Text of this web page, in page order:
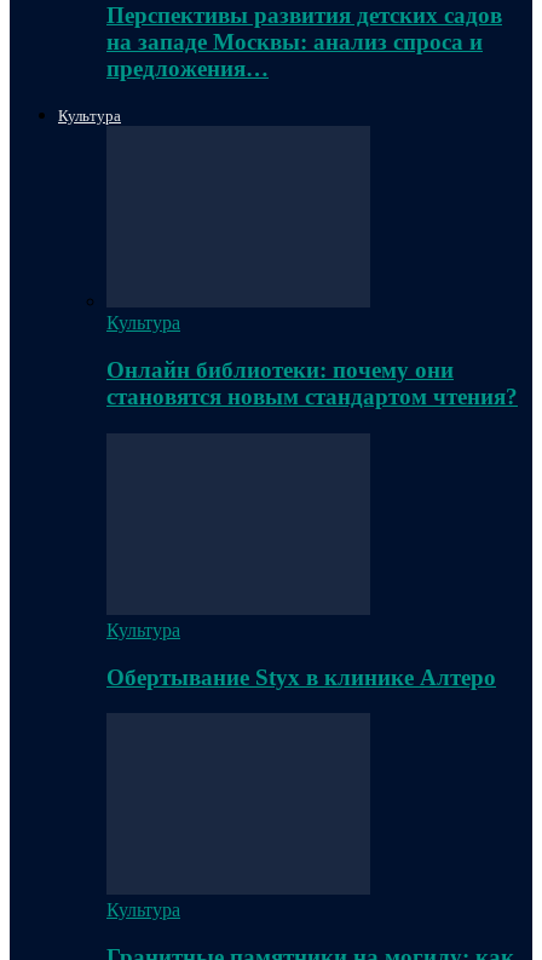
Перспективы развития детских садов
на западе Москвы: анализ спроса и
предложения…
Культура
Культура
Онлайн библиотеки: почему они
становятся новым стандартом чтения?
Культура
Обертывание Styx в клинике Алтеро
Культура